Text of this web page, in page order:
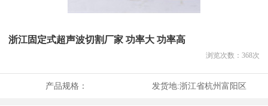
浙江固定式超声波切割厂家 功率大 功率高
浏览次数： 368次
产品规格： 发货地:浙江省杭州富阳区